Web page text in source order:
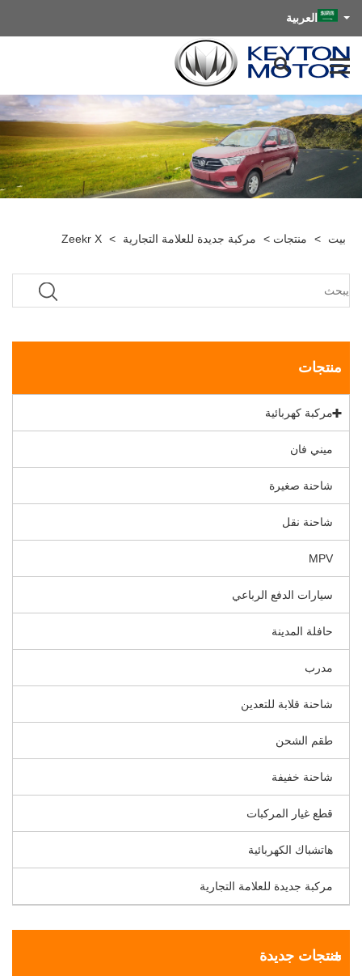
العربية
بيت > منتجات > مركبة جديدة للعلامة التجارية >
Zeekr X
منتجات
مركبة كهربائية
ميني فان
شاحنة صغيرة
شاحنة نقل
MPV
سيارات الدفع الرباعي
حافلة المدينة
مدرب
شاحنة قلابة للتعدين
طقم الشحن
شاحنة خفيفة
قطع غيار المركبات
هاتشباك الكهربائية
مركبة جديدة للعلامة التجارية
منتجات جديدة